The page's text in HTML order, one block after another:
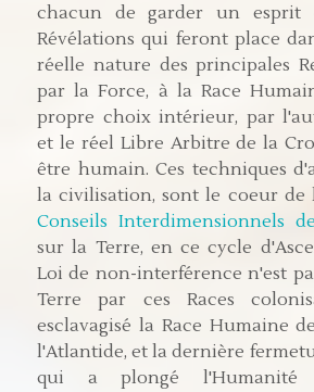
chacun de garder un esprit
Révélations qui feront place
réelle nature des principales
par la Force, à la Race
propre choix intérieur, par
et le réel Libre Arbitre de la
être humain. Ces techniques
la civilisation, sont le coeur de
Conseils Interdimensionnels
sur la Terre, en ce cycle
Loi de non-interférence n'est
Terre par ces Races
esclavagisé la Race Humaine
l'Atlantide, et la dernière
qui a plongé